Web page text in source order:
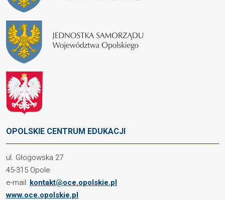
OPOLSKIE CENTRUM EDUKACJI
ul. Głogowska 27
45-315 Opole
e-mail: kontakt@oce.opolskie.pl
www.oce.opolskie.pl